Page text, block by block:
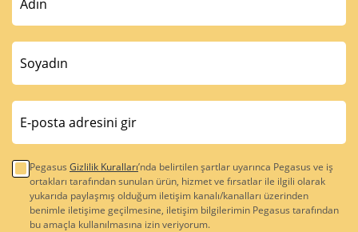
Pegasus Gizlilik Kuralları’nda belirtilen şartlar uyarınca Pegasus ve iş
ortakları tarafından sunulan ürün, hizmet ve fırsatlar ile ilgili olarak
yukarıda paylaşmış olduğum iletişim kanalı/kanalları üzerinden
benimle iletişime geçilmesine, iletişim bilgilerimin Pegasus tarafından
bu amaçla kullanılmasına izin veriyorum.